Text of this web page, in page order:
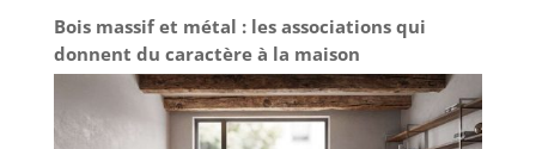
Bois massif et métal : les associations qui
donnent du caractère à la maison